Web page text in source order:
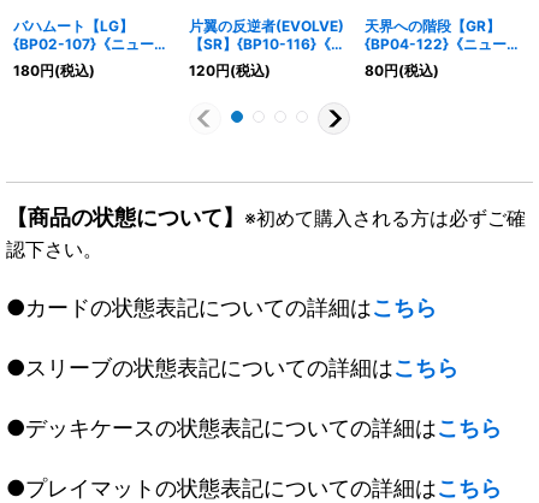
バハムート【LG】
{BP02-107}《ニュート
ラル》
180円(税込)
片翼の反逆者(EVOLVE)
【SR】{BP10-116}《ニ
ュートラル》
120円(税込)
天界への階段【GR】
{BP04-122}《ニュート
ラル》
80円(税込)
【商品の状態について】 ※初めて購入される方は必ずご確
認下さい。
●カードの状態表記についての詳細はこちら
●スリーブの状態表記についての詳細はこちら
●デッキケースの状態表記についての詳細はこちら
●プレイマットの状態表記についての詳細はこちら